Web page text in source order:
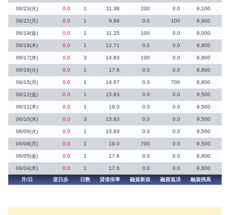
06/23(火) 0.0 1 11.38 200 0.0 9,100
06/22(月) 0.0 1 9.89 0.0 100 8,900
06/19(金) 0.0 1 11.25 100 0.0 9,000
06/18(木) 0.0 1 12.71 0.0 0.0 8,900
06/17(水) 0.0 3 14.83 100 0.0 8,900
06/16(火) 0.0 1 17.6 0.0 0.0 8,800
06/15(月) 0.0 1 14.67 0.0 700 8,800
06/12(金) 0.0 1 15.83 0.0 0.0 9,500
06/11(木) 0.0 1 19.0 0.0 0.0 9,500
06/10(水) 0.0 3 15.83 0.0 0.0 9,500
06/09(火) 0.0 1 15.83 0.0 0.0 9,500
06/08(月) 0.0 1 19.0 700 0.0 9,500
06/05(金) 0.0 1 17.6 0.0 0.0 8,800
06/04(木) 0.0 1 17.6 0.0 0.0
8,800
月/日
逆日歩 日数 貸借倍率 融資新規 融資返済 融資残高 貸